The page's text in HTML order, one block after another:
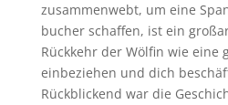
zusammenwebt, um eine
bucher schaffen, ist ein
Rückkehr der Wölfin wie eine
einbeziehen und dich
Rückblickend war die